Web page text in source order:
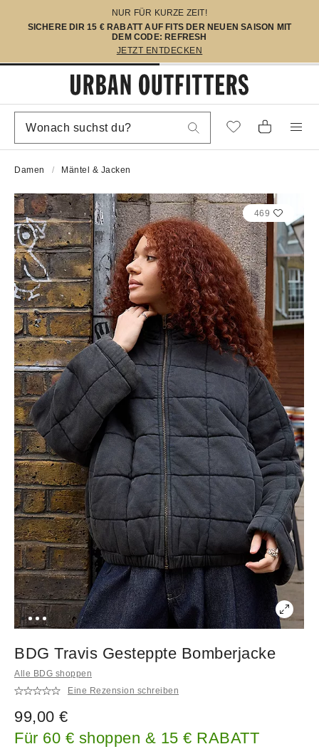
NUR FÜR KURZE ZEIT!
SICHERE DIR 15 € RABATT AUF FITS DER NEUEN SAISON MIT
DEM CODE: REFRESH
JETZT ENTDECKEN
Damen Mäntel & Jacken
469
BDG Travis Gesteppte Bomberjacke
Alle BDG shoppen
Eine Rezension schreiben
99,00 €
Für 60 € shoppen & 15 € RABATT